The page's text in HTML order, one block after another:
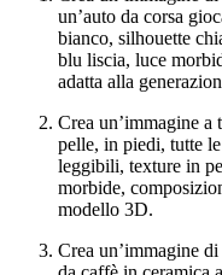
un’auto da corsa
bianco, silhouette
blu liscia, luce
adatta alla
Crea un’immagine
pelle, in piedi, tutte
leggibili, texture in
morbide,
modello 3D.
Crea un’immagine